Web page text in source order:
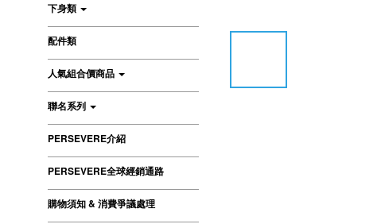
下身類
配件類
人氣組合價商品
聯名系列
PERSEVERE介紹
PERSEVERE全球經銷通路
購物須知 & 消費爭議處理